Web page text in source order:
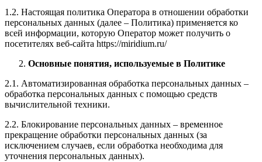
1.2. Настоящая политика Оператора в отношении обработки
персональных данных (далее – Политика) применяется ко
всей информации, которую Оператор может получить о
посетителях веб-сайта https://miridium.ru/
Основные понятия, используемые в Политике
2.1. Автоматизированная обработка персональных данных –
обработка персональных данных с помощью средств
вычислительной техники.
2.2. Блокирование персональных данных – временное
прекращение обработки персональных данных (за
исключением случаев, если обработка необходима для
уточнения персональных данных).